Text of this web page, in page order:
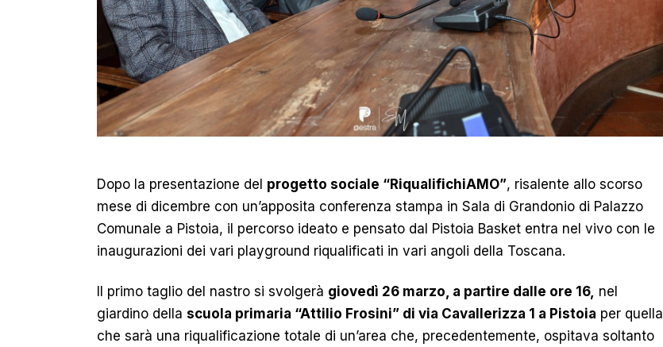
Dopo la presentazione del progetto sociale “RiqualifichiAMO”, risalente allo scorso
mese di dicembre con un’apposita conferenza stampa in Sala di Grandonio di Palazzo
Comunale a Pistoia, il percorso ideato e pensato dal Pistoia Basket entra nel vivo con le
inaugurazioni dei vari playground riqualificati in vari angoli della Toscana.
Il primo taglio del nastro si svolgerà giovedì 26 marzo, a partire dalle ore 16, nel
giardino della scuola primaria “Attilio Frosini” di via Cavallerizza 1 a Pistoia per quella
che sarà una riqualificazione totale di un’area che, precedentemente, ospitava soltanto